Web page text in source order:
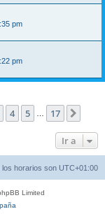
pm
pm
17
4 5 17
Ir a
los horarios son UTC+01:00
Limited